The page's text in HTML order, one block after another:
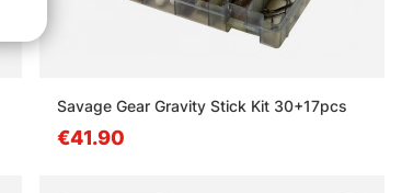
Savage Gear Gravity Stick Kit 30+17pcs
€41.90